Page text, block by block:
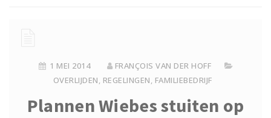
1 MEI 2014
FRANÇOIS VAN DER HOFF
OVERLIJDEN, REGELINGEN, FAMILIEBEDRIJF
Plannen Wiebes stuiten op